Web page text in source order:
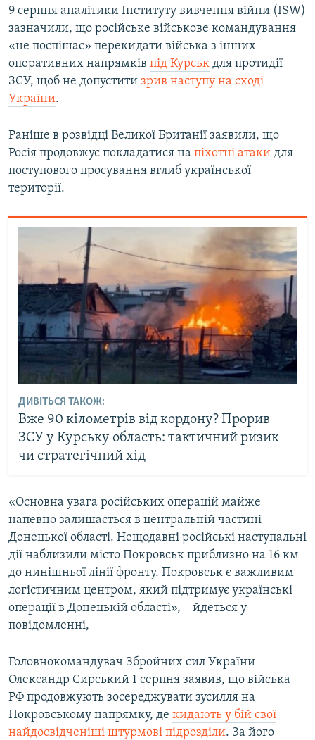
9 серпня аналітики Інституту вивчення війни (ISW)
зазначили, що російське військове командування
«не поспішає» перекидати війська з інших
оперативних напрямків під Курськ для протидії
ЗСУ, щоб не допустити зрив наступу на сході
України.
Раніше в розвідці Великої Британії заявили, що
Росія продовжує покладатися на піхотні атаки для
поступового просування вглиб української
території.
ДИВІТЬСЯ ТАКОЖ:
Вже 90 кілометрів від кордону? Прорив
ЗСУ у Курську область: тактичний ризик
чи стратегічний хід
«Основна увага російських операцій майже
напевно залишається в центральній частині
Донецької області. Нещодавні російські наступальні
дії наблизили місто Покровськ приблизно на 16 км
до нинішньої лінії фронту. Покровськ є важливим
логістичним центром, який підтримує українські
операції в Донецькій області», – йдеться у
повідомленні,
Головнокомандувач Збройних сил України
Олександр Сирський 1 серпня заявив, що війська
РФ продовжують зосереджувати зусилля на
Покровському напрямку, де кидають у бій свої
найдосвідченіші штурмові підрозділи. За його